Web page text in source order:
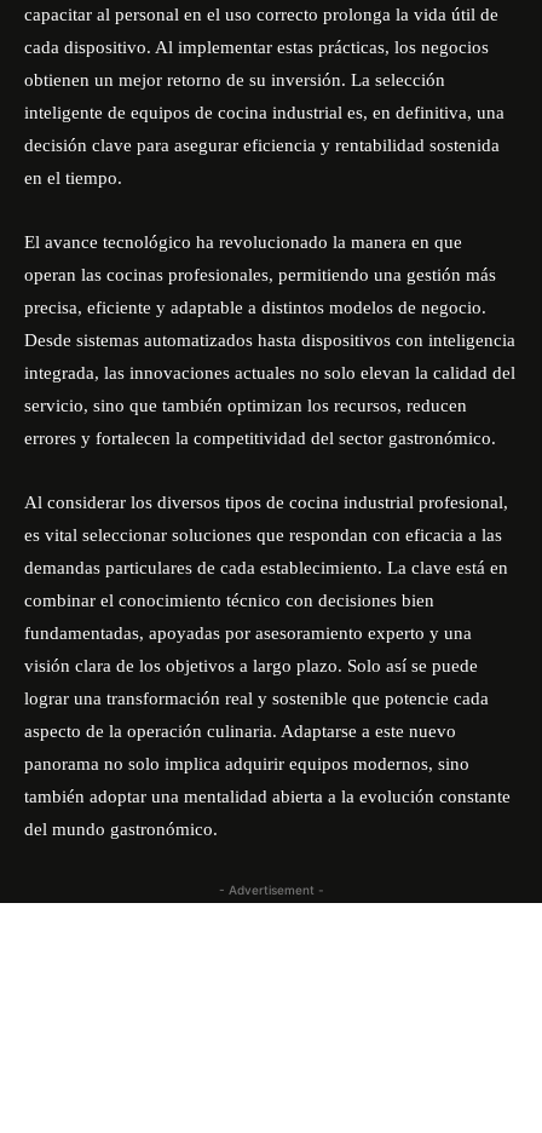
capacitar al personal en el uso correcto prolonga la vida útil de
cada dispositivo. Al implementar estas prácticas, los negocios
obtienen un mejor retorno de su inversión. La selección
inteligente de equipos de cocina industrial es, en definitiva, una
decisión clave para asegurar eficiencia y rentabilidad sostenida
en el tiempo.
El avance tecnológico ha revolucionado la manera en que
operan las cocinas profesionales, permitiendo una gestión más
precisa, eficiente y adaptable a distintos modelos de negocio.
Desde sistemas automatizados hasta dispositivos con inteligencia
integrada, las innovaciones actuales no solo elevan la calidad del
servicio, sino que también optimizan los recursos, reducen
errores y fortalecen la competitividad del sector gastronómico.
Al considerar los diversos tipos de cocina industrial profesional,
es vital seleccionar soluciones que respondan con eficacia a las
demandas particulares de cada establecimiento. La clave está en
combinar el conocimiento técnico con decisiones bien
fundamentadas, apoyadas por asesoramiento experto y una
visión clara de los objetivos a largo plazo. Solo así se puede
lograr una transformación real y sostenible que potencie cada
aspecto de la operación culinaria. Adaptarse a este nuevo
panorama no solo implica adquirir equipos modernos, sino
también adoptar una mentalidad abierta a la evolución constante
del mundo gastronómico.
- Advertisement -